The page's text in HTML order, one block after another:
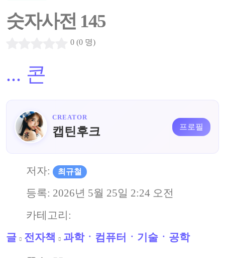
숫자사전 145
0 (0 명)
... 콘
CREATOR
캡틴후크 프로필
저자: 최규철
등록: 2026년 5월 25일 2:24 오전
카테고리:
글
전자책 과학ㆍ컴퓨터ㆍ기술ㆍ공학